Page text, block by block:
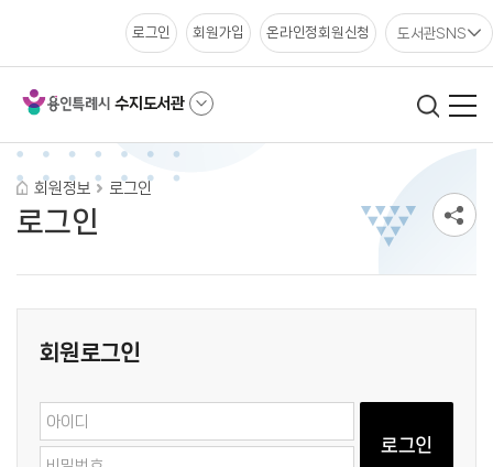
수지도서관
로그인 회원가입 온라인정회원신청 도서관SNS
회원정보 로그인
로그인
회원로그인
로그인